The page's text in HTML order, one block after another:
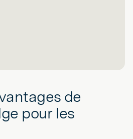
de
pour les